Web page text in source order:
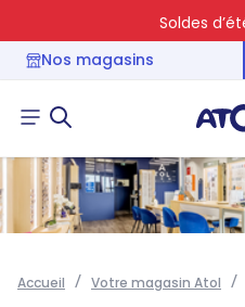
Soldes
Nos magasins
Accueil Votre magasin Atol